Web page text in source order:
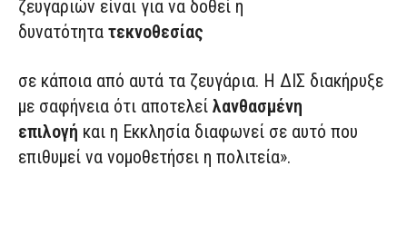
ζευγαριών είναι για να δοθεί η
δυνατότητα τεκνοθεσίας
σε κάποια από αυτά τα ζευγάρια. Η ΔΙΣ διακήρυξε
με σαφήνεια ότι αποτελεί λανθασμένη
επιλογή και η Εκκλησία διαφωνεί σε αυτό που
επιθυμεί να νομοθετήσει η πολιτεία».